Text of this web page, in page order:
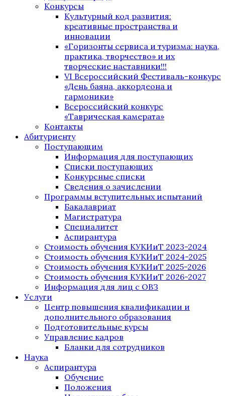
Конкурсы
Культурный код развития:
креативные пространства и
инновации
«Горизонты сервиса и туризма: наука,
практика, творчество» и их
творческие наставники!!!
VI Всероссийский Фестиваль-конкурс
«День баяна, аккордеона и
гармоники»
Всероссийский конкурс
«Таврическая камерата»
Контакты
Абитуриенту
Поступающим
Информация для поступающих
Списки поступающих
Конкурсные списки
Сведения о зачислении
Программы вступительных испытаний
Бакалавриат
Магистратура
Специалитет
Аспирантура
Стоимость обучения КУКИиТ 2023-2024
Стоимость обучения КУКИиТ 2024-2025
Стоимость обучения КУКИиТ 2025-2026
Стоимость обучения КУКИиТ 2026-2027
Информация для лиц с ОВЗ
Услуги
Центр повышения квалификации и
дополнительного образования
Подготовительные курсы
Управление кадров
Бланки для сотрудников
Наука
Аспирантура
Обучение
Положения